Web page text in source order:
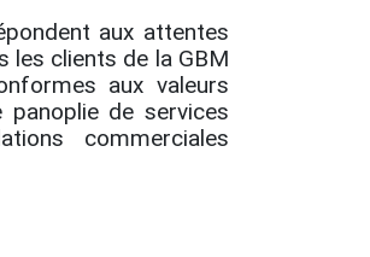
aux attentes
les clients de la GBM
aux valeurs
panoplie de services
commerciales